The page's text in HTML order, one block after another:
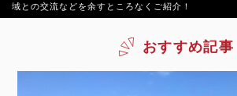
域との交流などを余すところなくご紹介！
おすすめ記事